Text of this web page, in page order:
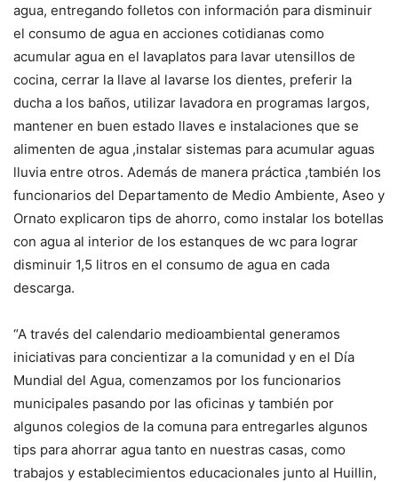
agua, entregando folletos con información para disminuir
el consumo de agua en acciones cotidianas como
acumular agua en el lavaplatos para lavar utensillos de
cocina, cerrar la llave al lavarse los dientes, preferir la
ducha a los baños, utilizar lavadora en programas largos,
mantener en buen estado llaves e instalaciones que se
alimenten de agua ,instalar sistemas para acumular aguas
lluvia entre otros. Además de manera práctica ,también los
funcionarios del Departamento de Medio Ambiente, Aseo y
Ornato explicaron tips de ahorro, como instalar los botellas
con agua al interior de los estanques de wc para lograr
disminuir 1,5 litros en el consumo de agua en cada
descarga.
“A través del calendario medioambiental generamos
iniciativas para concientizar a la comunidad y en el Día
Mundial del Agua, comenzamos por los funcionarios
municipales pasando por las oficinas y también por
algunos colegios de la comuna para entregarles algunos
tips para ahorrar agua tanto en nuestras casas, como
trabajos y establecimientos educacionales junto al Huillin,